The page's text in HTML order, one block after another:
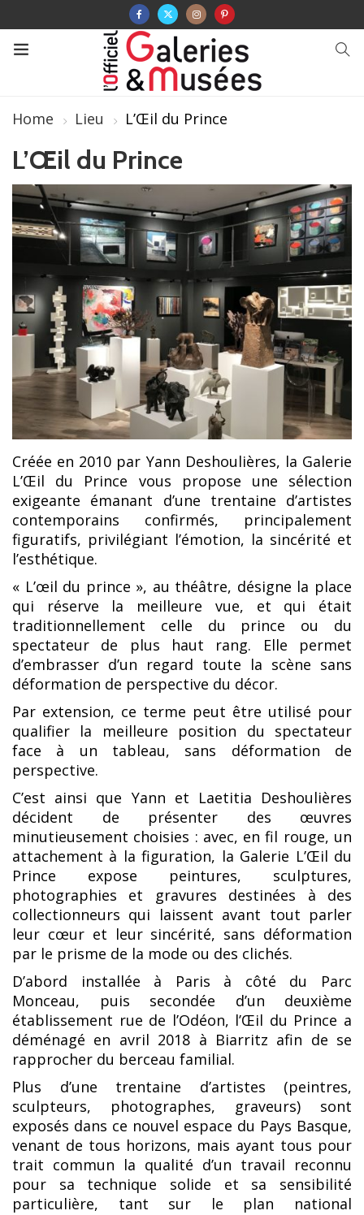
Home Lieu L’Œil du Prince
L’Œil du Prince
Créée en 2010 par Yann Deshoulières, la Galerie
L’Œil du Prince vous propose une sélection
exigeante émanant d’une trentaine d’artistes
contemporains confirmés, principalement
figuratifs, privilégiant l’émotion, la sincérité et
l’esthétique.
« L’œil du prince », au théâtre, désigne la place
qui réserve la meilleure vue, et qui était
traditionnellement celle du prince ou du
spectateur de plus haut rang. Elle permet
d’embrasser d’un regard toute la scène sans
déformation de perspective du décor.
Par extension, ce terme peut être utilisé pour
qualifier la meilleure position du spectateur
face à un tableau, sans déformation de
perspective.
C’est ainsi que Yann et Laetitia Deshoulières
décident de présenter des œuvres
minutieusement choisies : avec, en fil rouge, un
attachement à la figuration, la Galerie L’Œil du
Prince expose peintures, sculptures,
photographies et gravures destinées à des
collectionneurs qui laissent avant tout parler
leur cœur et leur sincérité, sans déformation
par le prisme de la mode ou des clichés.
D’abord installée à Paris à côté du Parc
Monceau, puis secondée d’un deuxième
établissement rue de l’Odéon, l’Œil du Prince a
déménagé en avril 2018 à Biarritz afin de se
rapprocher du berceau familial.
Plus d’une trentaine d’artistes (peintres,
sculpteurs, photographes, graveurs) sont
exposés dans ce nouvel espace du Pays Basque,
venant de tous horizons, mais ayant tous pour
trait commun la qualité d’un travail reconnu
pour sa technique solide et sa sensibilité
particulière, tant sur le plan national